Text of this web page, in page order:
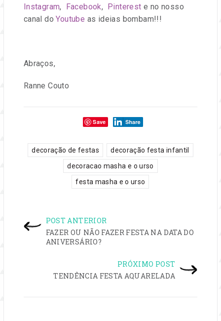
Instagram, Facebook, Pinterest e no nosso
canal doYoutube as ideias bombam!!!
Abraços,
Ranne Couto
Compartilhe:
Save
tags:
decoração de festas decoração festa infantil
decoracao masha e o urso
festa masha e o urso
NAVEGAÇÃO
DE
POST
POST ANTERIOR
FAZER OU NÃO FAZER FESTA NA DATA DO
ANIVERSÁRIO?
PRÓXIMO POST
TENDÊNCIA FESTA AQUARELADA